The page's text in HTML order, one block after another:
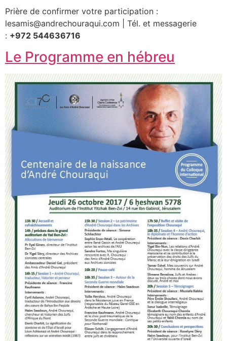
Prière de confirmer votre participation :
lesamis@andrechouraqui.com | Tél. et messagerie
: +972 544636716
Le Programme en hébreu